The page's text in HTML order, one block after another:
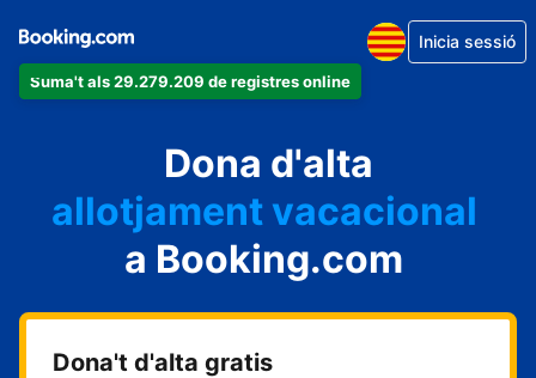
Suma't als 29.279.209 de registres online
Inicia sessió
Dona d'alta
un apartament
un hotel
allotjament vacacional
un hostal
una casa rural
a Booking.com
Dona't d'alta gratis